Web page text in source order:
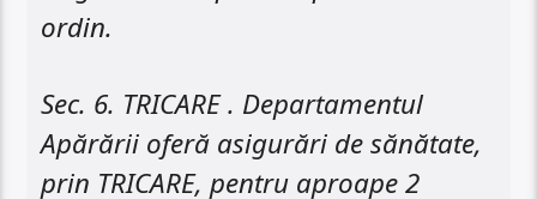
ordin.
Sec. 6. TRICARE . Departamentul
Apărării oferă asigurări de sănătate,
prin TRICARE, pentru aproape 2